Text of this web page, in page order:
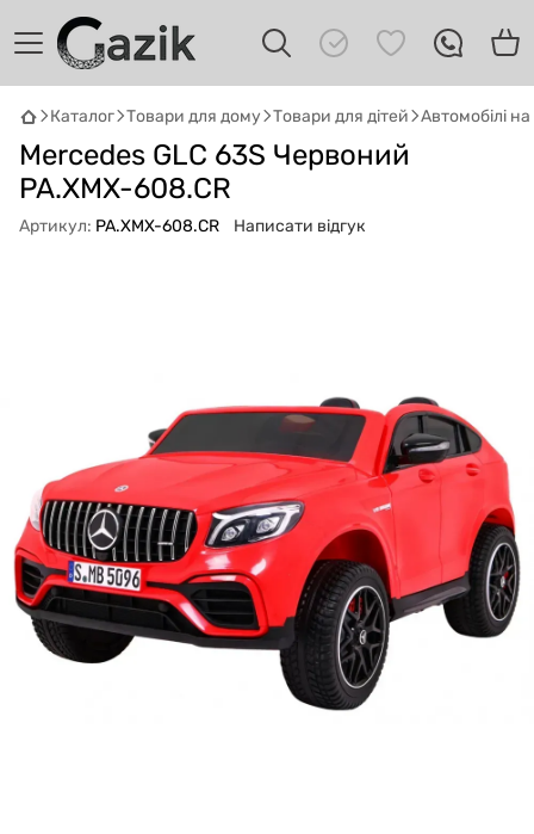
Каталог Товари для дому Товари для дітей Автомобілі
Mercedes GLC 63S Червоний
PA.XMX-608.CR
Артикул: PA.XMX-608.CR Написати відгук
GAZIKAI
Онлайн · пошук техніки
Привіт! 👋 Я Gazik AI — допоможу